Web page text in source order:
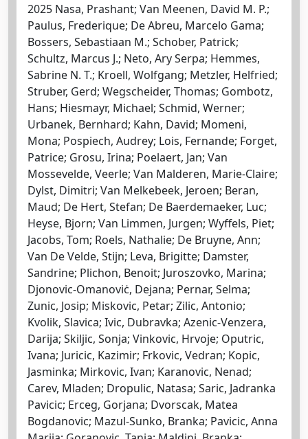
2025 Nasa, Prashant; Van Meenen, David M. P.;
Paulus, Frederique; De Abreu, Marcelo Gama;
Bossers, Sebastiaan M.; Schober, Patrick;
Schultz, Marcus J.; Neto, Ary Serpa; Hemmes,
Sabrine N. T.; Kroell, Wolfgang; Metzler, Helfried;
Struber, Gerd; Wegscheider, Thomas; Gombotz,
Hans; Hiesmayr, Michael; Schmid, Werner;
Urbanek, Bernhard; Kahn, David; Momeni,
Mona; Pospiech, Audrey; Lois, Fernande; Forget,
Patrice; Grosu, Irina; Poelaert, Jan; Van
Mossevelde, Veerle; Van Malderen, Marie-Claire;
Dylst, Dimitri; Van Melkebeek, Jeroen; Beran,
Maud; De Hert, Stefan; De Baerdemaeker, Luc;
Heyse, Bjorn; Van Limmen, Jurgen; Wyffels, Piet;
Jacobs, Tom; Roels, Nathalie; De Bruyne, Ann;
Van De Velde, Stijn; Leva, Brigitte; Damster,
Sandrine; Plichon, Benoit; Juroszovko, Marina;
Djonovic-Omanoviċ, Dejana; Pernar, Selma;
Zunic, Josip; Miskovic, Petar; Zilic, Antonio;
Kvolik, Slavica; Ivic, Dubravka; Azenic-Venzera,
Darija; Skiljic, Sonja; Vinkovic, Hrvoje; Oputric,
Ivana; Juricic, Kazimir; Frkovic, Vedran; Kopic,
Jasminka; Mirkovic, Ivan; Karanovic, Nenad;
Carev, Mladen; Dropulic, Natasa; Saric, Jadranka
Pavicic; Erceg, Gorjana; Dvorscak, Matea
Bogdanovic; Mazul-Sunko, Branka; Pavicic, Anna